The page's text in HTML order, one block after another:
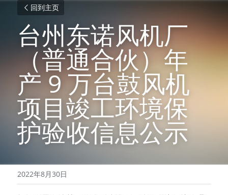
回到主页
台州东诺风机厂
（普通合伙）年
产9 万台鼓风机
项目竣工环境保
护验收信息公示
2022年8月30日